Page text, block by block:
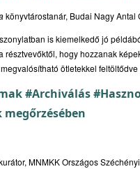
könyvtárostanár, Budai Nagy Antal
is kiemelkedő jó
résztvevőktől, hogy hozzanak
ötletekkel
#Archiválás
MNMKK Országos